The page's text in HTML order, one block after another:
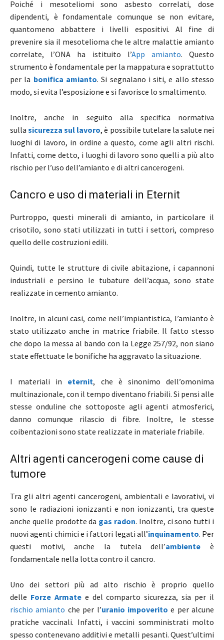
Poiché i mesoteliomi sono asbesto correlati, dose
dipendenti, è fondamentale comunque se non evitare,
quantomeno abbattere i livelli espositivi. Al fine di
prevenire sia il mesotelioma che le altre malattie amianto
correlate, l’ONA ha istituito l’App amianto. Questo
strumento è fondamentale per la mappatura e soprattutto
per la bonifica amianto. Si segnalano i siti, e allo stesso
modo, si evita l’esposizione e si favorisce lo smaltimento.
Inoltre, anche in seguito alla specifica normativa
sullasicurezza sul lavoro, è possibile tutelare la salute nei
luoghi di lavoro, in ordine a questo, come agli altri rischi.
Infatti, come detto, i luoghi di lavoro sono quelli a più alto
rischio per l’uso dell’amianto e di altri cancerogeni.
Cancro e uso di materiali in Eternit
Purtroppo, questi minerali di amianto, in particolare il
crisotilo, sono stati utilizzati in tutti i settori, compreso
quello delle costruzioni edili.
Quindi, tutte le strutture di civile abitazione, i capannoni
industriali e persino le tubature dell’acqua, sono state
realizzate in cemento amianto.
Inoltre, in alcuni casi, come nell’impiantistica, l’amianto è
stato utilizzato anche in matrice friabile. Il fatto stesso
che dopo la messa al bando con la Legge 257/92, non siano
state effettuate le bonifiche ha aggravato la situazione.
I materiali in eternit, che è sinonimo dell’omonima
multinazionale, con il tempo diventano friabili. Si pensi alle
stesse onduline che sottoposte agli agenti atmosferici,
danno comunque rilascio di fibre. Inoltre, le stesse
coibentazioni sono state realizzate in materiale friabile.
Altri agenti cancerogeni come cause di
tumore
Tra gli altri agenti cancerogeni, ambientali e lavorativi, vi
sono le radiazioni ionizzanti e non ionizzanti, tra queste
anche quelle prodotte da gas radon. Inoltre, ci sono tutti i
nuovi agenti chimici e i fattori legati all’inquinamento. Per
questi motivi, anche la tutela dell’ambiente è
fondamentale nella lotta contro il cancro.
Uno dei settori più ad alto rischio è proprio quello
delle Forze Armate e del comparto sicurezza, sia per il
rischio amianto che per l’uranio impoverito e per alcune
pratiche vaccinali. Infatti, i vaccini somministrati molto
spesso contenevano additivi e metalli pesanti. Quest’ultimi